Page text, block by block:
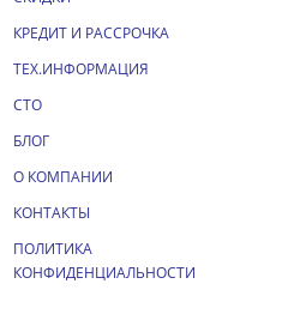
КРЕДИТ И РАССРОЧКА
ТЕХ.ИНФОРМАЦИЯ
СТО
БЛОГ
О КОМПАНИИ
КОНТАКТЫ
ПОЛИТИКА
КОНФИДЕНЦИАЛЬНОСТИ